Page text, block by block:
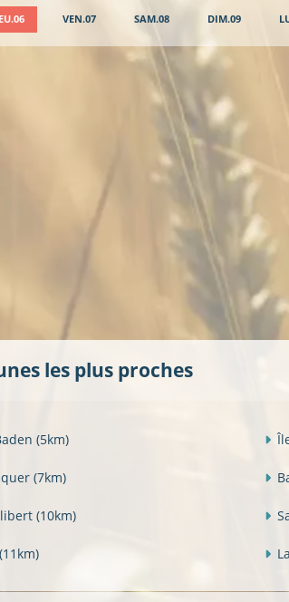
VEN.07 SAM.08 DIM.09
les plus proches
(5km)
(7km)
(10km)
(11km)